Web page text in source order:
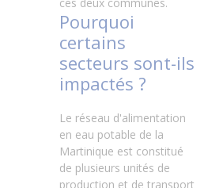
ces deux communes.
Pourquoi
certains
secteurs sont-ils
impactés ?
Le réseau d'alimentation
en eau potable de la
Martinique est constitué
de plusieurs unités de
production et de transport